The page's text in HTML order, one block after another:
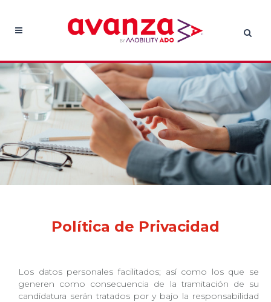
Política de Privacidad
Los datos personales facilitados; así como los que se
generen como consecuencia de la tramitación de su
candidatura serán tratados por y bajo la responsabilidad